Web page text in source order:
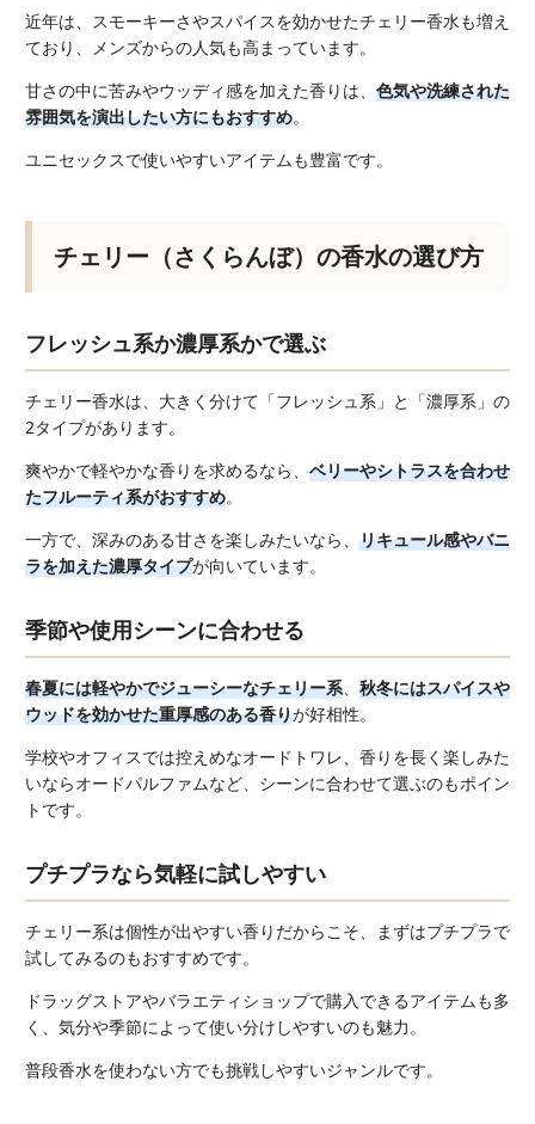
近年は、スモーキーさやスパイスを効かせたチェリー香水も増え
ており、メンズからの人気も高まっています。
甘さの中に苦みやウッディ感を加えた香りは、 色気や洗練された
雰囲気を演出したい方にもおすすめ。
ユニセックスで使いやすいアイテムも豊富です。
チェリー（さくらんぼ）の香水の選び方
フレッシュ系か濃厚系かで選ぶ
チェリー香水は、大きく分けて「フレッシュ系」と「濃厚系」の
2タイプがあります。
爽やかで軽やかな香りを求めるなら、 ベリーやシトラスを合わせ
たフルーティ系がおすすめ。
一方で、深みのある甘さを楽しみたいなら、 リキュール感やバニ
ラを加えた濃厚タイプが向いています。
季節や使用シーンに合わせる
春夏には軽やかでジューシーなチェリー系、 秋冬にはスパイスや
ウッドを効かせた重厚感のある香りが好相性。
学校やオフィスでは控えめなオードトワレ、香りを長く楽しみた
いならオードパルファムなど、シーンに合わせて選ぶのもポイン
トです。
プチプラなら気軽に試しやすい
チェリー系は個性が出やすい香りだからこそ、まずはプチプラで
試してみるのもおすすめです。
ドラッグストアやバラエティショップで購入できるアイテムも多
く、気分や季節によって使い分けしやすいのも魅力。
普段香水を使わない方でも挑戦しやすいジャンルです。